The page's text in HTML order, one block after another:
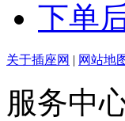
下单
关于插座网 | 网站地
服务中